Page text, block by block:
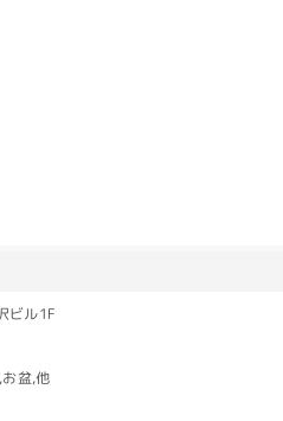
ビル1F
盆,他